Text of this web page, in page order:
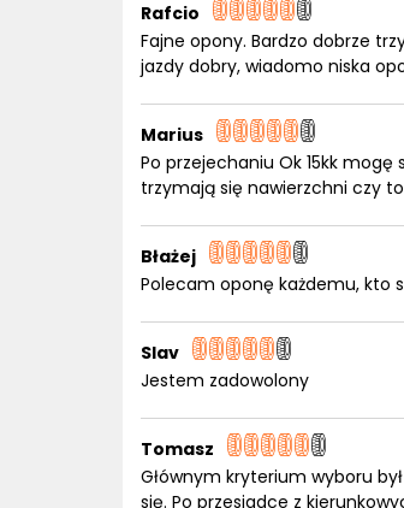
Rafcio
Fajne opony. Bardzo dobrze
jazdy dobry, wiadomo niska
Marius
Po przejechaniu Ok 15kk
trzymają się nawierzchni czy
Błażej
Polecam oponę każdemu, kto
Slav
Jestem zadowolony
Tomasz
Głównym kryterium wyboru
się. Po przesiadce z